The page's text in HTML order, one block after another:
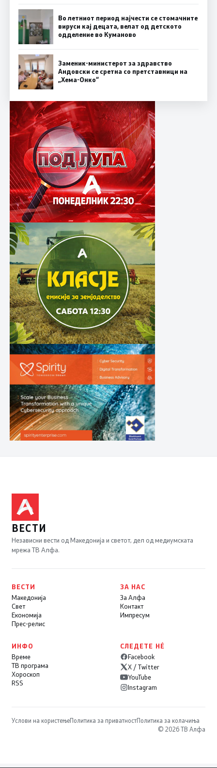
Во летниот период најчести се стомачните
вируси кај децата, велат од детското
одделение во Куманово
Заменик-министерот за здравство
Андовски се сретна со претставници на
„Хема-Онко“
ВЕСТИ
Независни вести од Македонија и светот, дел од медиумската
мрежа ТВ Алфа.
ВЕСТИ
Македонија
Свет
Економија
Прес-релис
ЗА НАС
За Алфа
Контакт
Импресум
ИНФО
Време
ТВ програма
Хороскоп
RSS
СЛЕДЕТЕ НÉ
Facebook
X / Twitter
YouTube
Instagram
Услови на користењеПолитика за приватностПолитика за колачиња
© 2026 ТВ Алфа